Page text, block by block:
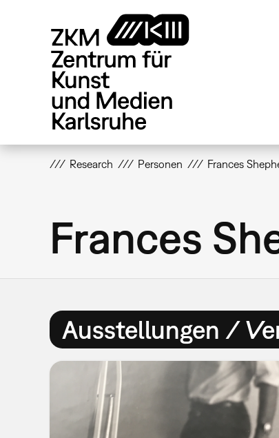
Research Personen Frances
Frances
Ausstellungen /